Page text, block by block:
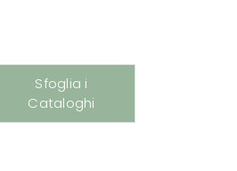
Sfoglia i
Cataloghi